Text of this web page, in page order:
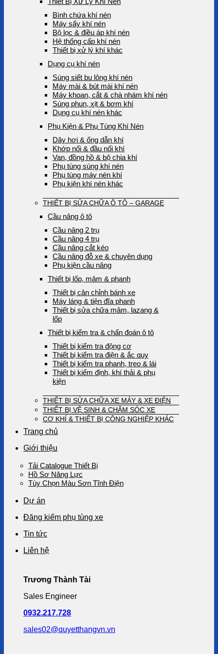
Bình chứa khí nén
Máy sấy khí nén
Bộ lọc & điều áp khí nén
Hệ thống cấp khí nén
Thiết bị xử lý khí khác
Dụng cụ khí nén
Súng siết bu lông khí nén
Máy mài & bút mài khí nén
Máy khoan, cắt & chà nhám khí nén
Súng phun, xịt & bơm khí
Dụng cụ khí nén khác
Phụ Kiện & Phụ Tùng Khí Nén
Dây hơi & ống dẫn khí
Khớp nối & đầu nối khí
Van, đồng hồ & bộ chia khí
Phụ tùng súng khí nén
Phụ tùng máy nén khí
Phụ kiện khí nén khác
THIẾT BỊ SỬA CHỮA Ô TÔ – GARAGE
Cầu nâng ô tô
Cầu nâng 2 trụ
Cầu nâng 4 trụ
Cầu nâng cắt kéo
Cầu nâng đỗ xe & chuyên dụng
Phụ kiện cầu nâng
Thiết bị lốp, mâm & phanh
Thiết bị cân chỉnh bánh xe
Máy láng & tiện đĩa phanh
Thiết bị sửa chữa mâm, lazang &
lốp
Thiết bị kiểm tra & chẩn đoán ô tô
Thiết bị kiểm tra động cơ
Thiết bị kiểm tra điện & ắc quy
Thiết bị kiểm tra phanh, treo & lái
Thiết bị kiểm định, khí thải & phụ
kiện
THIẾT BỊ SỬA CHỮA XE MÁY & XE ĐIỆN
THIẾT BỊ VỆ SINH & CHĂM SÓC XE
CƠ KHÍ & THIẾT BỊ CÔNG NGHIỆP KHÁC
Trang chủ
Giới thiệu
Tải Catalogue Thiết Bị
Hồ Sơ Năng Lực
Tùy Chọn Màu Sơn Tĩnh Điện
Dự án
Đăng kiểm phụ tùng xe
Tin tức
Liên hệ
Trương Thành Tài
Sales Engineer
0932.217.728
sales02@quyetthangvn.vn